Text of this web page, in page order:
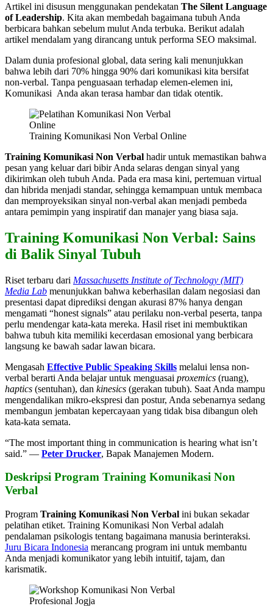
Artikel ini disusun menggunakan pendekatan The Silent Language
of Leadership. Kita akan membedah bagaimana tubuh Anda
berbicara bahkan sebelum mulut Anda terbuka. Berikut adalah
artikel mendalam yang dirancang untuk performa SEO maksimal.
Dalam dunia profesional global, data sering kali menunjukkan
bahwa lebih dari 70% hingga 90% dari komunikasi kita bersifat
non-verbal. Tanpa penguasaan terhadap elemen-elemen ini,
Komunikasi Anda akan terasa hambar dan tidak otentik.
Training Komunikasi Non Verbal Online
Training Komunikasi Non Verbal hadir untuk memastikan bahwa
pesan yang keluar dari bibir Anda selaras dengan sinyal yang
dikirimkan oleh tubuh Anda. Pada era masa kini, pertemuan virtual
dan hibrida menjadi standar, sehingga kemampuan untuk membaca
dan memproyeksikan sinyal non-verbal akan menjadi pembeda
antara pemimpin yang inspiratif dan manajer yang biasa saja.
Training Komunikasi Non Verbal: Sains
di Balik Sinyal Tubuh
Riset terbaru dari Massachusetts Institute of Technology (MIT)
Media Lab menunjukkan bahwa keberhasilan dalam negosiasi dan
presentasi dapat diprediksi dengan akurasi 87% hanya dengan
mengamati “honest signals” atau perilaku non-verbal peserta, tanpa
perlu mendengar kata-kata mereka. Hasil riset ini membuktikan
bahwa tubuh kita memiliki kecerdasan emosional yang berbicara
langsung ke bawah sadar lawan bicara.
Mengasah Effective Public Speaking Skills melalui lensa non-
verbal berarti Anda belajar untuk menguasai proxemics (ruang),
haptics (sentuhan), dan kinesics (gerakan tubuh). Saat Anda mampu
mengendalikan mikro-ekspresi dan postur, Anda sebenarnya sedang
membangun jembatan kepercayaan yang tidak bisa dibangun oleh
kata-kata semata.
“The most important thing in communication is hearing what isn’t
said.” — Peter Drucker, Bapak Manajemen Modern.
Deskripsi Program Training Komunikasi Non
Verbal
Program Training Komunikasi Non Verbal ini bukan sekadar
pelatihan etiket. Training Komunikasi Non Verbal adalah
pendalaman psikologis tentang bagaimana manusia berinteraksi.
Juru Bicara Indonesia merancang program ini untuk membantu
Anda menjadi komunikator yang lebih intuitif, tajam, dan
karismatik.